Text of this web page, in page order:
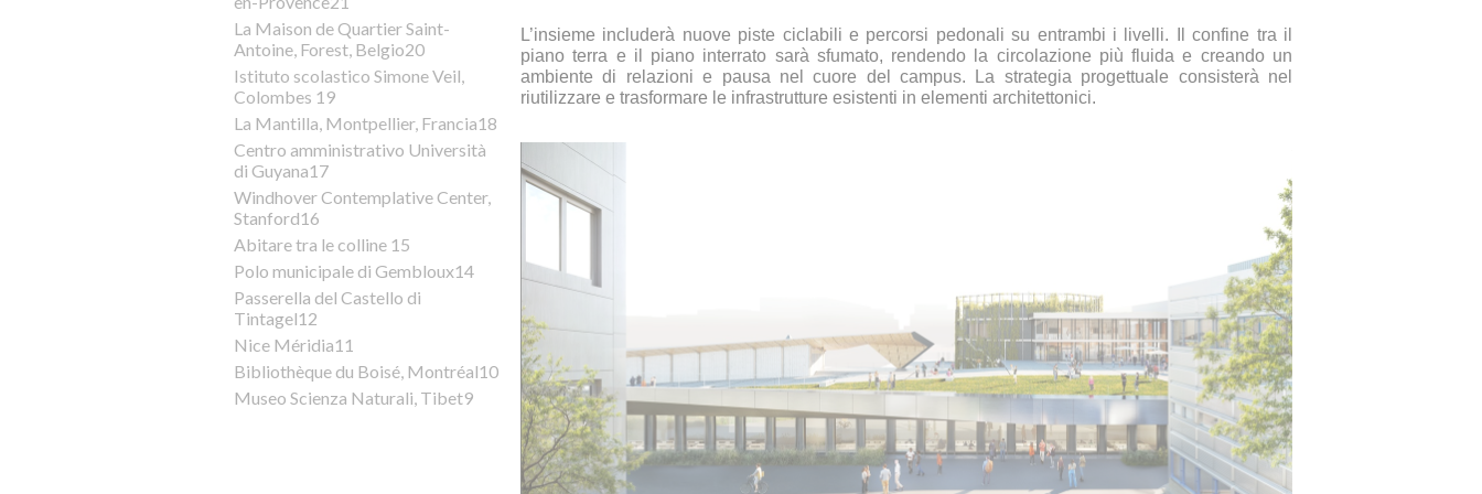
La Maison de Quartier Saint-
Antoine, Forest, Belgio20
Istituto scolastico Simone Veil,
Colombes 19
La Mantilla, Montpellier, Francia18
Centro amministrativo Università
di Guyana17
Windhover Contemplative Center,
Stanford16
Abitare tra le colline 15
Polo municipale di Gembloux14
Passerella del Castello di
Tintagel12
Nice Méridia11
Bibliothèque du Boisé, Montréal10
Museo Scienza Naturali, Tibet9
L’insieme includerà nuove piste ciclabili e percorsi pedonali su entrambi i livelli. Il confine tra il
piano terra e il piano interrato sarà sfumato, rendendo la circolazione più fluida e creando un
ambiente di relazioni e pausa nel cuore del campus.
La strategia progettuale consisterà nel
riutilizzare e trasformare le infrastrutture esistenti in elementi architettonici.